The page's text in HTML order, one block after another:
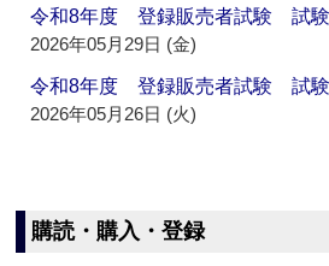
令和8年度 登録販売者試験 試
2026年05月29日 (金)
令和8年度 登録販売者試験 試
2026年05月26日 (火)
購読・購入・登録